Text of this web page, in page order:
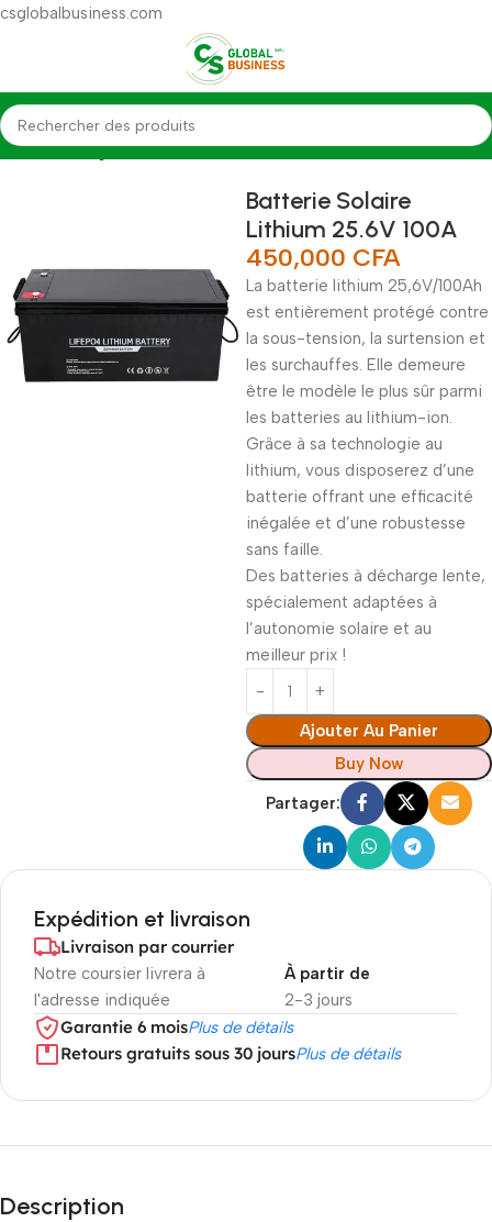
csglobalbusiness.com
Accueil Énergie Solaire
Batterie Solaire
Lithium 25.6V 100A
450,000 CFA
La batterie lithium 25,6V/100Ah
est entièrement protégé contre
la sous-tension, la surtension et
les surchauffes. Elle demeure
être le modèle le plus sûr parmi
les batteries au lithium-ion.
Grâce à sa technologie au
lithium, vous disposerez d’une
batterie offrant une efficacité
inégalée et d’une robustesse
sans faille.
Des batteries à décharge lente,
spécialement adaptées à
l’autonomie solaire et au
meilleur prix !
Ajouter Au Panier
Buy Now
Partager:
Expédition et livraison
Livraison par courrier
Notre coursier livrera à
l'adresse indiquée
2-3 jours
À partir de
Garantie 6 moisPlus de détails
Retours gratuits sous 30 joursPlus de détails
Description